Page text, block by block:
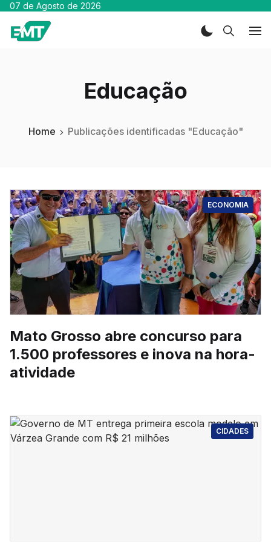
07 de Agosto de 2026
Educação
Home Publicações identificadas "Educação"
ECONOMIA
Mato Grosso abre concurso para
1.500 professores e inova na hora-
atividade
CIDADES